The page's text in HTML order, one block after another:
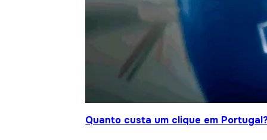
Quanto custa um clique em